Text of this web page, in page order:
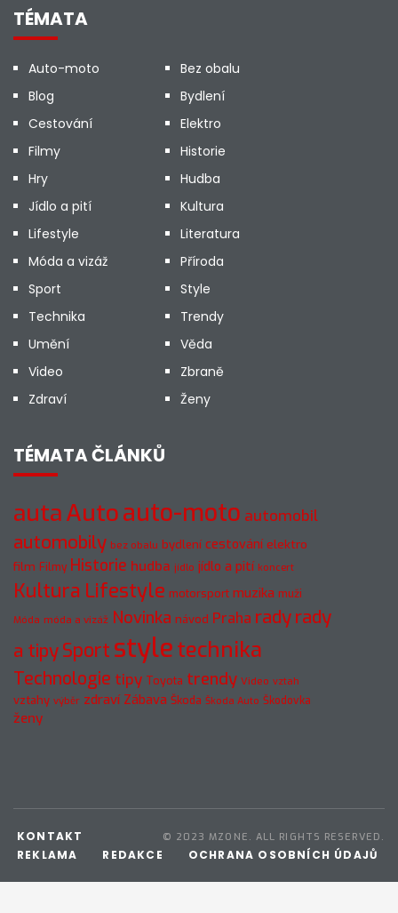
TÉMATA
Auto-moto
Bez obalu
Blog
Bydlení
Cestování
Elektro
Filmy
Historie
Hry
Hudba
Jídlo a pití
Kultura
Lifestyle
Literatura
Móda a vizáž
Příroda
Sport
Style
Technika
Trendy
Umění
Věda
Video
Zbraně
Zdraví
Ženy
TÉMATA ČLÁNKŮ
autaAutoauto-moto automobil
automobily bez obalu bydlení cestování elektro
film Filmy Historie hudba jídlo jídlo a pití koncert
Kultura Lifestyle motorsport muzika muži
Móda móda a vizáž Novinka návod Praha radyrady
a tipySport styletechnika
Technologie tipy Toyota trendy Video vztah
vztahy výběr zdraví Zábava Škoda Škoda Auto Škodovka
ženy
© 2023 MZONE. ALL RIGHTS RESERVED.
KONTAKT
REKLAMA
REDAKCE OCHRANA OSOBNÍCH ÚDAJŮ